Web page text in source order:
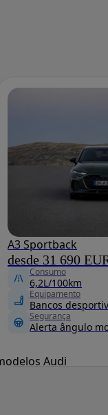
A3 Sportback
desde 31 690
Consumo
6,2L/100km
Equipamento
Bancos
Segurança
Alerta ângulo
Audi